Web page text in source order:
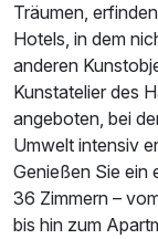
Doppelzimmer
2 Erwachsene und
Träumen,
Hotels, in dem
anderen
Kunstatelier des
angeboten, bei
Umwelt intensiv
Genießen Sie ein
36 Zimmern –
bis hin zum